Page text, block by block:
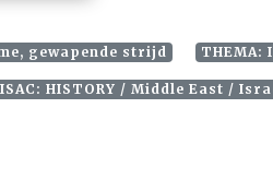
gewapende strijd THEMA:
HISTORY / Middle East /